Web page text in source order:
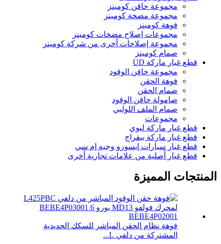
مجموعة حاقن كومينز
مجموعة مضخة كومينز
فوهة كومينز
مجموعات إصلاح مضخات كومينز
مجموعة إصلاحات أخرى من شركة كومينز
صمام كومينز
قطع غيار ماركة UD
مجموعة حاقن الوقود
فوهة الحقن
صمام الحقن
صامولة حاقن الوقود
صمام الملف اللولبي
مجموعات
قطع غيار ماركة ليوي
قطع غيار ماركة بيفراج
قطع غيار سيارات إيسوزو وجيه إم سي
قطع غيار أصلية من علامات تجارية أخرى
المنتجات المميزة
فوهة نظام الحقن المباشر للسكك الحديدية
المشتركة من دلفي L...